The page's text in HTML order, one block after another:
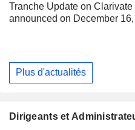
Tranche Update on
announced on December
Plus d'actualités
Dirigeants et